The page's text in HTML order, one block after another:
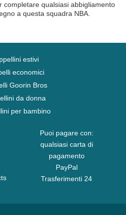
completare qualsiasi abbigliamento
a questa squadra NBA.
estivi
economici
Goorin Bros
da donna
per bambino
Puoi pagare con:
qualsiasi carta di
pagamento
PayPal
Trasferimenti 24